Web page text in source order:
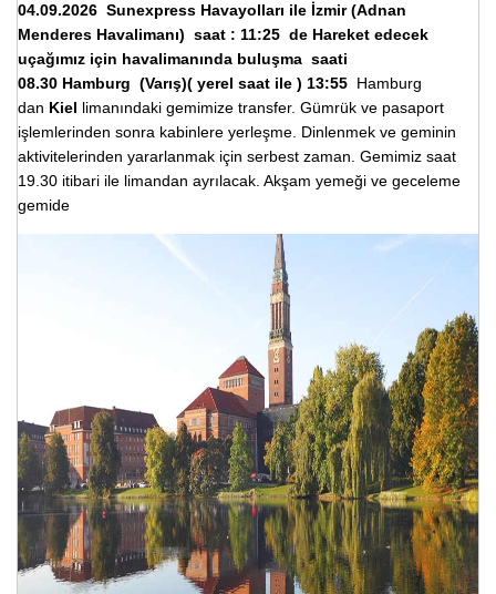
04.09.2026 Sunexpress Havayolları ile İzmir (Adnan
Menderes Havalimanı) saat : 11:25 de Hareket edecek
uçağımız için havalimanında buluşma saati
08.30 Hamburg (Varış)( yerel saat ile ) 13:55 Hamburg
dan Kiel limanındaki gemimize transfer. Gümrük ve pasaport
işlemlerinden sonra kabinlere yerleşme. Dinlenmek ve geminin
aktivitelerinden yararlanmak için serbest zaman. Gemimiz saat
19.30 itibari ile limandan ayrılacak. Akşam yemeği ve geceleme
gemide